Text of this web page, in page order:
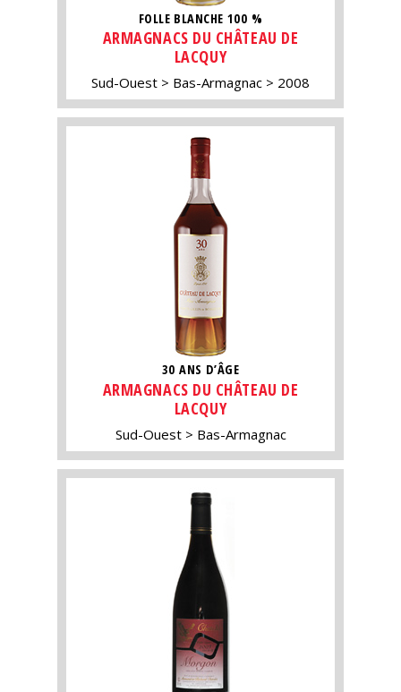
FOLLE BLANCHE 100 %
ARMAGNACS DU CHÂTEAU DE
LACQUY
Sud-Ouest Bas-Armagnac 2008
30 ANS D’ÂGE
ARMAGNACS DU CHÂTEAU DE
LACQUY
Sud-Ouest Bas-Armagnac